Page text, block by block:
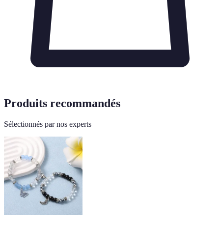
Produits recommandés
Sélectionnés par nos experts